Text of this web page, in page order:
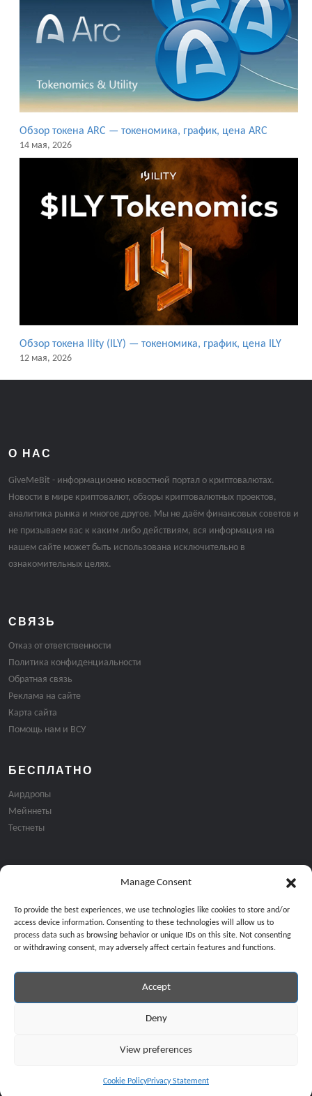
Manage Consent
To provide the best experiences, we use technologies like cookies to store and/or
access device information. Consenting to these technologies will allow us to
process data such as browsing behavior or unique IDs on this site. Not consenting
or withdrawing consent, may adversely affect certain features and functions.
Accept
Deny
View preferences
Cookie PolicyPrivacy Statement
Обзор токена ARC — токеномика, график, цена ARC
14 мая, 2026
Обзор токена Ility (ILY) — токеномика, график, цена ILY
12 мая, 2026
О НАС
GiveMeBit - информационно новостной портал о криптовалютах.
Новости в мире криптовалют, обзоры криптовалютных проектов,
аналитика рынка и многое другое. Мы не даём финансовых советов и
не призываем вас к каким либо действиям, вся информация на
нашем сайте может быть использована исключительно в
ознакомительных целях.
СВЯЗЬ
Отказ от ответственности
Политика конфиденциальности
Обратная связь
Реклама на сайте
Карта сайта
Помощь нам и ВСУ
БЕСПЛАТНО
Аирдропы
Мейннеты
Тестнеты
Подписка на email рассылку:
Продолжая, вы соглашаетесь с нашей политикой
Copyright © 2024 All Rights Reserved by